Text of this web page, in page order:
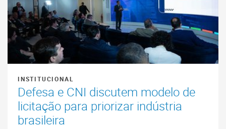
INSTITUCIONAL
Defesa e CNI discutem modelo de
licitação para priorizar indústria
brasileira